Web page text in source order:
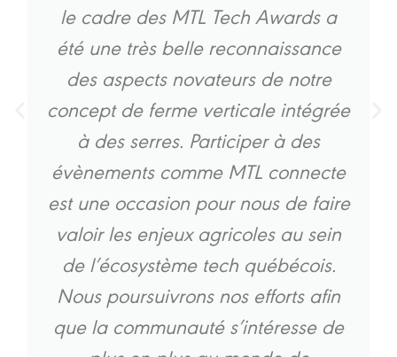
le cadre des MTL Tech Awards a
été une très belle reconnaissance
des aspects novateurs de notre
concept de ferme verticale intégrée
à des serres. Participer à des
évènements comme MTL connecte
est une occasion pour nous de faire
valoir les enjeux agricoles au sein
de l’écosystème tech québécois.
Nous poursuivrons nos efforts afin
que la communauté s’intéresse de